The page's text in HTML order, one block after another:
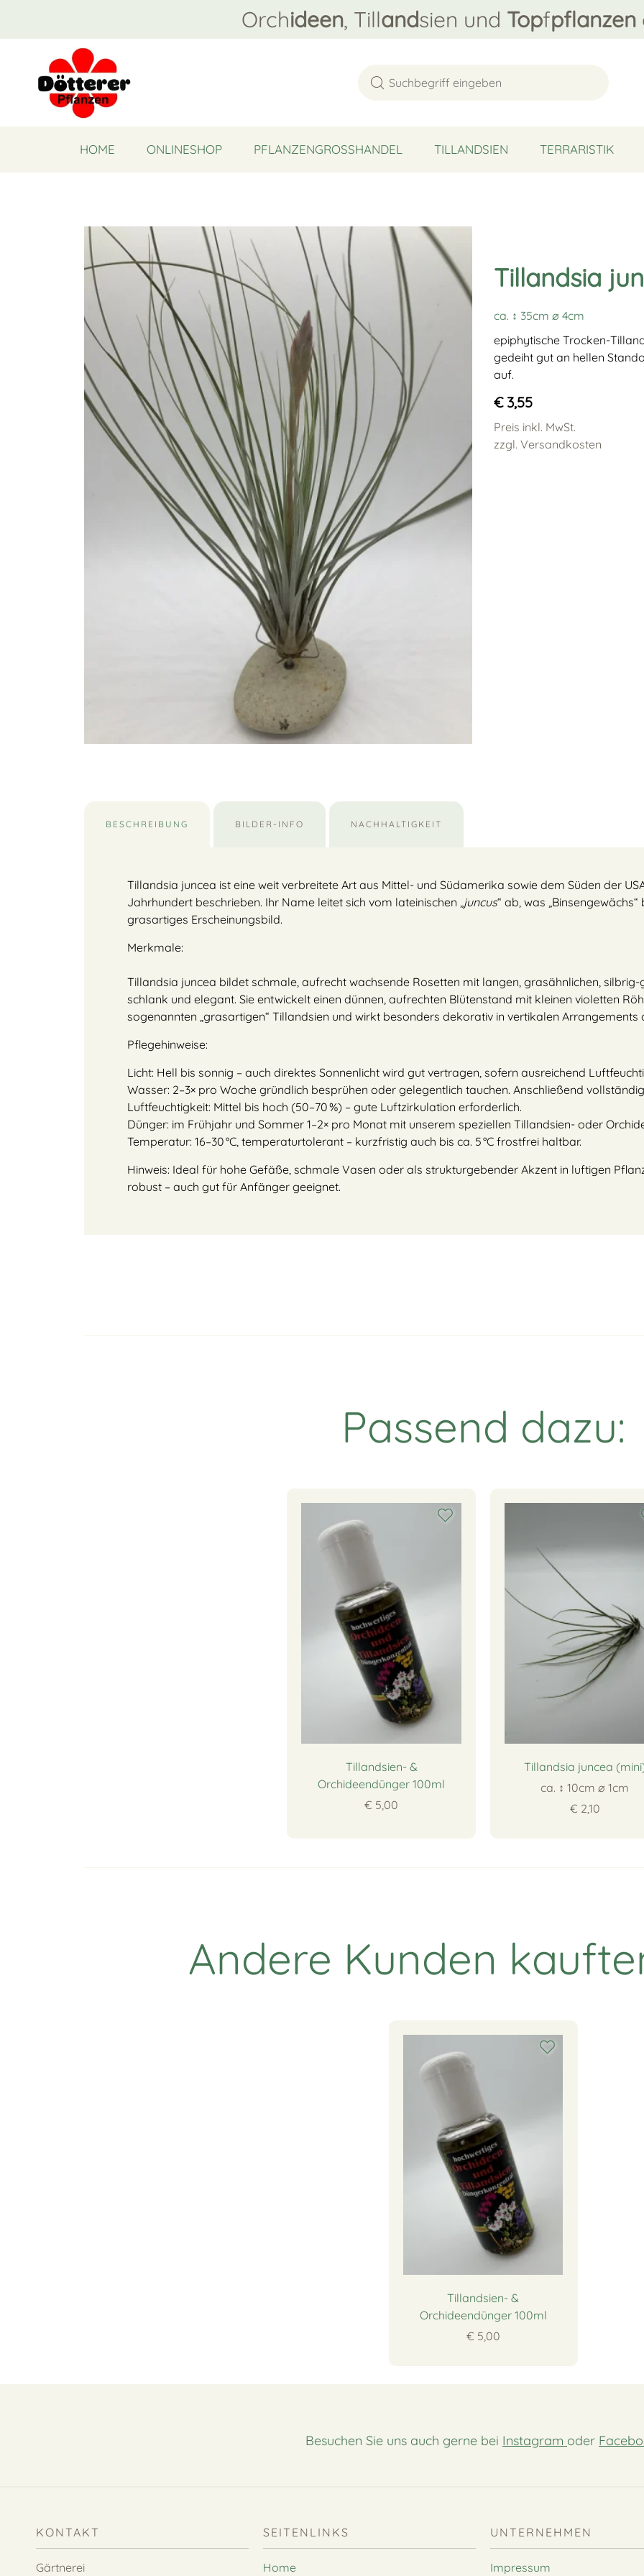
Orchideen, Tillandsien und Topfpflanzen
HOME ONLINESHOP PFLANZENGROSSHANDEL TILLANDSIEN TERRARISTIK
Tillandsia
ca. ↕ 35cm ∅ 4cm
epiphytische Trocken-
gedeiht gut an hellen
auf.
€ 3,55
Preis inkl. MwSt.
zzgl. Versandkosten
BESCHREIBUNG BILDER-INFO NACHHALTIGKEIT
Tillandsia juncea ist eine weit verbreitete Art aus Mittel- und Südamerika sowie dem Süden der
Jahrhundert beschrieben. Ihr Name leitet sich vom lateinischen „juncus“ ab, was
grasartiges Erscheinungsbild.
Merkmale:
Tillandsia juncea bildet schmale, aufrecht wachsende Rosetten mit langen, grasähnlichen,
schlank und elegant. Sie entwickelt einen dünnen, aufrechten Blütenstand mit kleinen violetten
sogenannten „grasartigen“ Tillandsien und wirkt besonders dekorativ in vertikalen Arrangements
Pflegehinweise:
Licht: Hell bis sonnig – auch direktes Sonnenlicht wird gut vertragen, sofern ausreichend
Wasser: 2–3× pro Woche gründlich besprühen oder gelegentlich tauchen. Anschließend
Luftfeuchtigkeit: Mittel bis hoch (50–70 %) – gute Luftzirkulation erforderlich.
Dünger: im Frühjahr und Sommer 1–2× pro Monat mit unserem speziellen Tillandsien- oder
Temperatur: 16–30 °C, temperaturtolerant – kurzfristig auch bis ca. 5 °C frostfrei haltbar.
Hinweis: Ideal für hohe Gefäße, schmale Vasen oder als strukturgebender Akzent in luftigen
robust – auch gut für Anfänger geeignet.
Passend dazu:
Tillandsien- &
Orchideendünger 100ml
€ 5,00
Tillandsia juncea
ca. ↕ 10cm ∅ 1cm
€ 2,10
Andere Kunden
Tillandsien- &
Orchideendünger 100ml
€ 5,00
Besuchen Sie uns auch gerne bei Instagram oder
KONTAKT
Gärtnerei
SEITENLINKS
Home
UNTERNEHMEN
Impressum